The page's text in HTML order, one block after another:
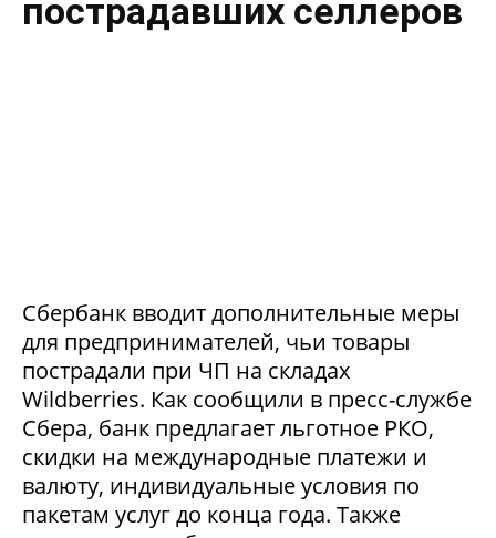
пострадавших селлеров
Сбербанк вводит дополнительные меры
для предпринимателей, чьи товары
пострадали при ЧП на складах
Wildberries. Как сообщили в пресс-службе
Сбера, банк предлагает льготное РКО,
скидки на международные платежи и
валюту, индивидуальные условия по
пакетам услуг до конца года. Также